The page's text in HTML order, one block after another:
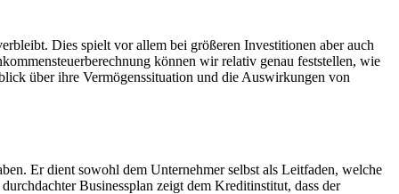
Dies spielt vor allem bei größeren Investitionen aber auch
können wir relativ genau feststellen, wie
über ihre Vermögenssituation und die Auswirkungen von
Er dient sowohl dem Unternehmer selbst als Leitfaden, welche
Businessplan zeigt dem Kreditinstitut, dass der